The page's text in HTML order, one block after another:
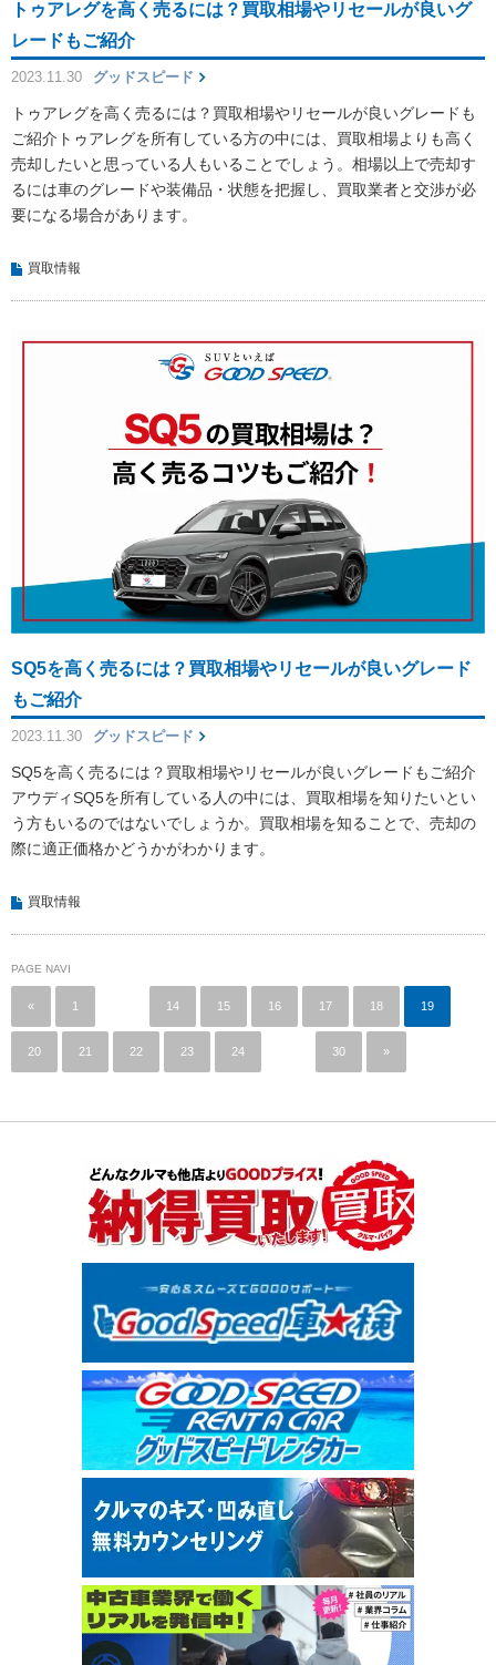
トゥアレグを高く売るには？買取相場やリセールが良いグ
レードもご紹介
2023.11.30 グッドスピード
トゥアレグを高く売るには？買取相場やリセールが良いグレードも
ご紹介トゥアレグを所有している方の中には、買取相場よりも高く
売却したいと思っている人もいることでしょう。相場以上で売却す
るには車のグレードや装備品・状態を把握し、買取業者と交渉が必
要になる場合があります。
買取情報
SQ5を高く売るには？買取相場やリセールが良いグレード
もご紹介
2023.11.30 グッドスピード
SQ5を高く売るには？買取相場やリセールが良いグレードもご紹介
アウディSQ5を所有している人の中には、買取相場を知りたいとい
う方もいるのではないでしょうか。買取相場を知ることで、売却の
際に適正価格かどうかがわかります。
買取情報
PAGE NAVI
« 1 14 15 16 17 18 19
20 21 22 23 24 30 »